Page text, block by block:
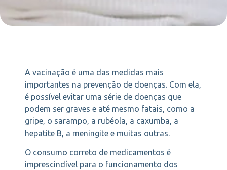
A vacinação é uma das medidas mais
importantes na prevenção de doenças. Com ela,
é possível evitar uma série de doenças que
podem ser graves e até mesmo fatais, como a
gripe, o sarampo, a rubéola, a caxumba, a
hepatite B, a meningite e muitas outras.
O consumo correto de medicamentos é
imprescindível para o funcionamento dos